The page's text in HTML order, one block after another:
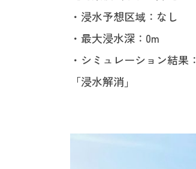
・浸水予想区域：なし
・最大浸水深：0m
・シミュレーション結果：
「浸水解消」